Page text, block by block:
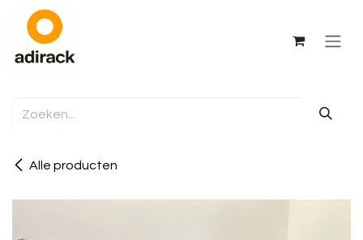
Overslaan naar inhoud
Alle producten